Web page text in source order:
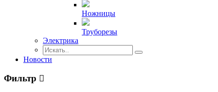
Ножницы
Труборезы
Электрика
Новости
Фильтр